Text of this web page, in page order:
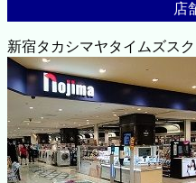
店
新宿タカシマヤタイムズス